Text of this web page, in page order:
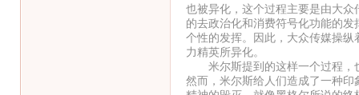
也被异化，这个过程主要是由大
的去政治化和消费符号化功能的
个性的发挥。因此，大众传媒操
力精英所异化。
米尔斯提到的这样一个过程，
然而，米尔斯给人们造成了一种